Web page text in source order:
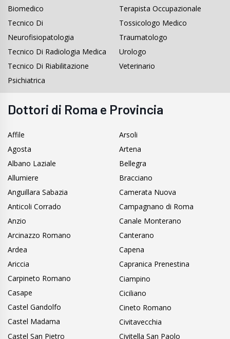
Biomedico
Tecnico Di
Neurofisiopatologia
Tecnico Di Radiologia Medica
Tecnico Di Riabilitazione
Psichiatrica
Terapista Occupazionale
Tossicologo Medico
Traumatologo
Urologo
Veterinario
Dottori di Roma e Provincia
Affile
Agosta
Albano Laziale
Allumiere
Anguillara Sabazia
Anticoli Corrado
Anzio
Arcinazzo Romano
Ardea
Ariccia
Arsoli
Artena
Bellegra
Bracciano
Camerata Nuova
Campagnano di Roma
Canale Monterano
Canterano
Capena
Capranica Prenestina
Carpineto Romano
Casape
Castel Gandolfo
Castel Madama
Castel San Pietro
Ciampino
Ciciliano
Cineto Romano
Civitavecchia
Civitella San Paolo